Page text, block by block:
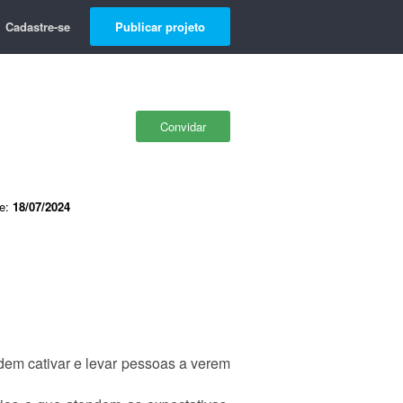
Cadastre-se Publicar projeto
Convidar
18/07/2024
cativar e levar pessoas a verem